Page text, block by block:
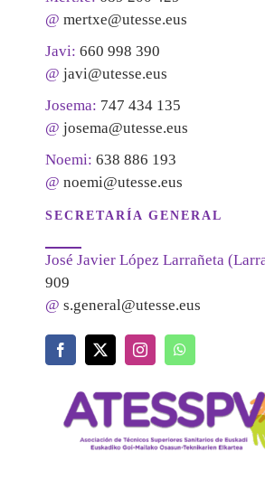
@ mertxe@utesse.eus
Javi: 660 998 390
@ javi@utesse.eus
Josema: 747 434 135
@ josema@utesse.eus
Noemi: 638 886 193
@ noemi@utesse.eus
SECRETARÍA GENERAL
José Javier López Larrañeta
909
@ s.general@utesse.eus